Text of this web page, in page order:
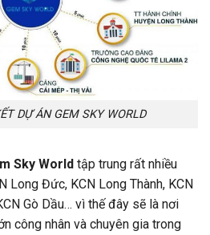
DỰ ÁN GEM SKY WORLD
Sky World tập trung rất nhiều
Long Đức, KCN Long Thành, KCN
Gò Dầu… vì thế đây sẽ là nơi
công nhân và chuyên gia trong